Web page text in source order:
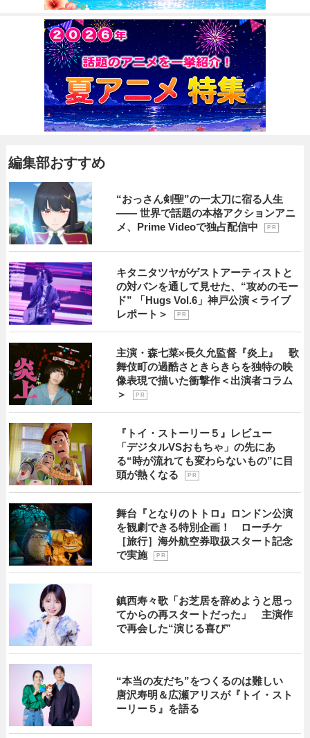
編集部おすすめ
“おっさん剣聖”の一太刀に宿る人生
―― 世界で話題の本格アクションアニ
メ、Prime Videoで独占配信中
P R
キタニタツヤがゲストアーティストと
の対バンを通して見せた、“攻めのモー
ド” 「Hugs Vol.6」神戸公演＜ライブ
レポート＞
P R
主演・森七菜×長久允監督『炎上』 歌
舞伎町の過酷さときらきらを独特の映
像表現で描いた衝撃作＜出演者コラム
＞
P R
『トイ・ストーリー５』レビュー
「デジタルVSおもちゃ」の先にあ
る“時が流れても変わらないもの”に目
頭が熱くなる
P R
舞台『となりのトトロ』ロンドン公演
を観劇できる特別企画！ ローチケ
［旅行］海外航空券取扱スタート記念
で実施
P R
鎮西寿々歌「お芝居を辞めようと思っ
てからの再スタートだった」 主演作
で再会した“演じる喜び”
“本当の友だち”をつくるのは難しい
唐沢寿明＆広瀬アリスが『トイ・スト
ーリー５』を語る